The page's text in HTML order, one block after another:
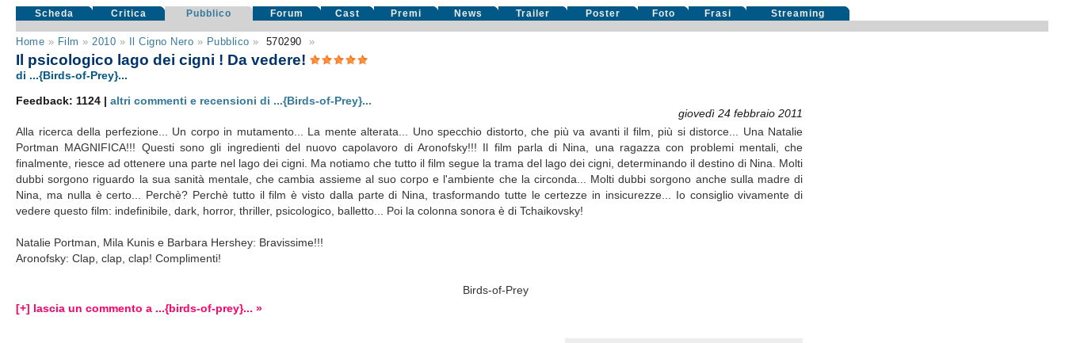
Scheda Critica Pubblico Forum Cast Premi News Trailer Poster Foto Frasi Streaming
Home » Film » 2010 » Il Cigno Nero » Pubblico » 570290 »
Il psicologico lago dei cigni ! Da vedere!
di ...{Birds-of-Prey}...
Feedback: 1124 |altri commenti e recensioni di ...{Birds-of-Prey}...
giovedì 24 febbraio 2011
Alla ricerca della perfezione... Un corpo in mutamento... La mente alterata... Uno specchio distorto, che più va avanti il film, più si distorce... Una Natalie
Portman MAGNIFICA!!! Questi sono gli ingredienti del nuovo capolavoro di Aronofsky!!! Il film parla di Nina, una ragazza con problemi mentali, che
finalmente, riesce ad ottenere una parte nel lago dei cigni. Ma notiamo che tutto il film segue la trama del lago dei cigni, determinando il destino di Nina. Molti
dubbi sorgono riguardo la sua sanità mentale, che cambia assieme al suo corpo e l'ambiente che la circonda... Molti dubbi sorgono anche sulla madre di
Nina, ma nulla è certo... Perchè? Perchè tutto il film è visto dalla parte di Nina, trasformando tutte le certezze in insicurezze... Io consiglio vivamente di
vedere questo film: indefinibile, dark, horror, thriller, psicologico, balletto... Poi la colonna sonora è di Tchaikovsky!
Natalie Portman, Mila Kunis e Barbara Hershey: Bravissime!!!
Aronofsky: Clap, clap, clap! Complimenti!
Birds-of-Prey
[+] lascia un commento a ...{birds-of-prey}... »